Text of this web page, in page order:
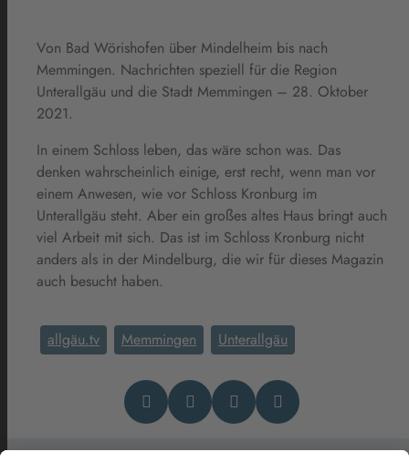
Von Bad Wörishofen über Mindelheim bis nach
Memmingen. Nachrichten speziell für die Region
Unterallgäu und die Stadt Memmingen – 28. Oktober
2021.
In einem Schloss leben, das wäre schon was. Das
denken wahrscheinlich einige, erst recht, wenn man vor
einem Anwesen, wie vor Schloss Kronburg im
Unterallgäu steht. Aber ein großes altes Haus bringt auch
viel Arbeit mit sich. Das ist im Schloss Kronburg nicht
anders als in der Mindelburg, die wir für dieses Magazin
auch besucht haben.
allgäu.tv Memmingen Unterallgäu